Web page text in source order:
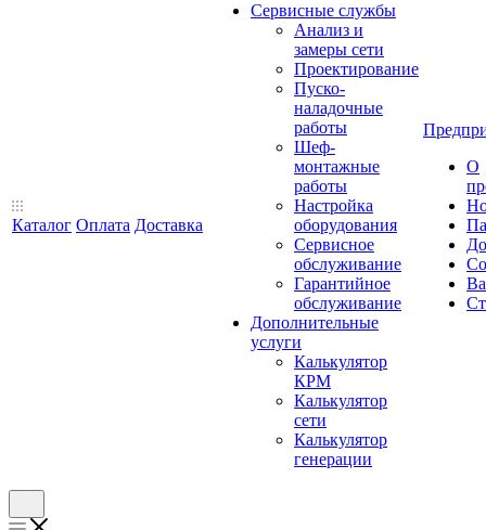
Каталог Оплата Доставка
Сервисные службы
Анализ и
замеры сети
Проектирование
Пуско-
наладочные
работы
Шеф-
монтажные
работы
Настройка
оборудования
Сервисное
обслуживание
Гарантийное
обслуживание
Дополнительные
услуги
Калькулятор
КРМ
Калькулятор
сети
Калькулятор
генерации
О